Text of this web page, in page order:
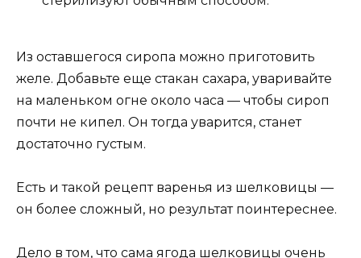
Из оставшегося сиропа можно приготовить
желе. Добавьте еще стакан сахара, уваривайте
на маленьком огне около часа — чтобы сироп
почти не кипел. Он тогда уварится, станет
достаточно густым.
Есть и такой рецепт варенья из шелковицы —
он более сложный, но результат поинтереснее.
Дело в том, что сама ягода шелковицы очень